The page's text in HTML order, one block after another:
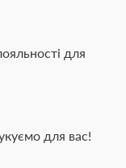
для
для вас!